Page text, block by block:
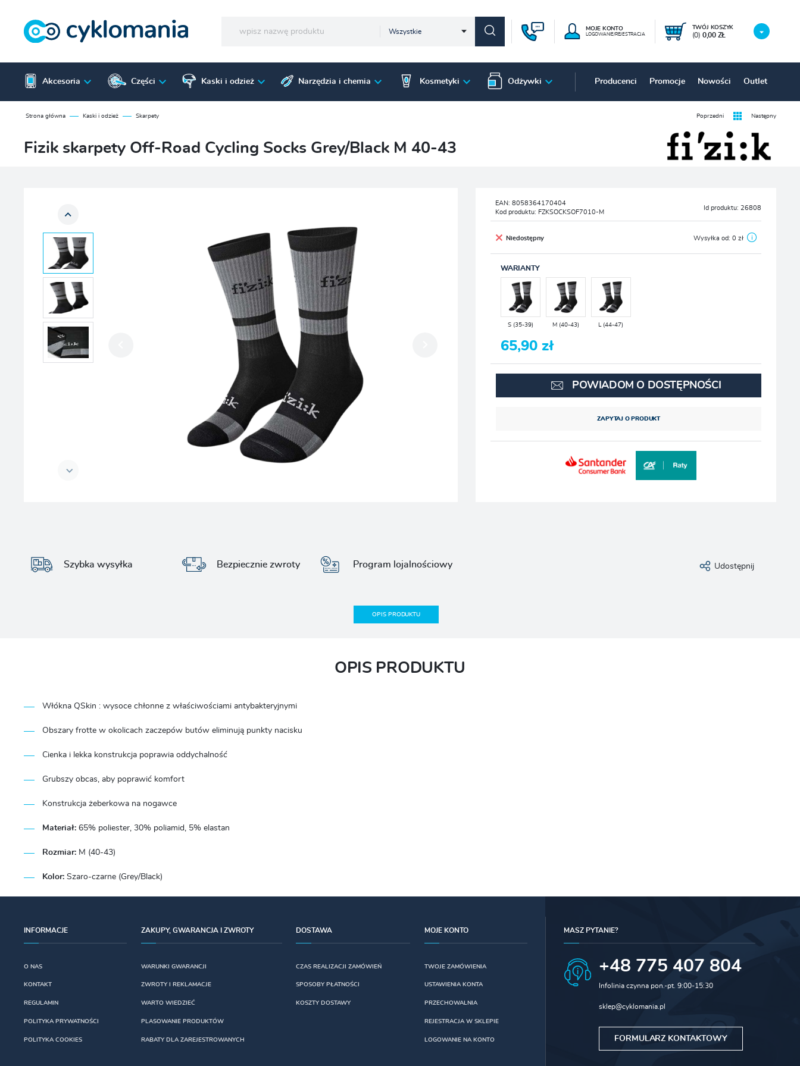
Wszystkie MOJE KONTO
LOGOWANIE/REJESTRACJA
TWÓJ KOSZYK
(0) 0,00 ZŁ
Akcesoria Części Kaski i odzież Narzędzia i chemia Kosmetyki Odżywki Producenci Promocje Nowości Outlet
Strona główna Kaski i odzież Skarpety Poprzedni Następny
Fizik skarpety Off-Road Cycling Socks Grey/Black M 40-43
EAN:8058364170404
Kod produktu: FZKSOCKSOF7010-M
Id produktu: 26808
Niedostępny Wysyłka od: 0 zł
WARIANTY
S (35-39) M (40-43) L (44-47)
65,90 zł
POWIADOM O DOSTĘPNOŚCI
ZAPYTAJ O PRODUKT
Szybka wysyłka Bezpiecznie zwroty Program lojalnościowy Udostępnij
OPIS PRODUKTU
OPIS PRODUKTU
Włókna QSkin : wysoce chłonne z właściwościami antybakteryjnymi
Obszary frotte w okolicach zaczepów butów eliminują punkty nacisku
Cienka i lekka konstrukcja poprawia oddychalność
Grubszy obcas, aby poprawić komfort
Konstrukcja żeberkowa na nogawce
Materiał: 65% poliester, 30% poliamid, 5% elastan
Rozmiar:M (40-43)
Kolor:Szaro-czarne (Grey/Black)
INFORMACJE
O NAS
KONTAKT
REGULAMIN
POLITYKA PRYWATNOŚCI
POLITYKA COOKIES
ZAKUPY, GWARANCJA I ZWROTY
WARUNKI GWARANCJI
ZWROTY I REKLAMACJE
WARTO WIEDZIEĆ
PLASOWANIE PRODUKTÓW
RABATY DLA ZAREJESTROWANYCH
DOSTAWA
CZAS REALIZACJI ZAMÓWIEŃ
SPOSOBY PŁATNOŚCI
KOSZTY DOSTAWY
MOJE KONTO
TWOJE ZAMÓWIENIA
USTAWIENIA KONTA
PRZECHOWALNIA
REJESTRACJA W SKLEPIE
LOGOWANIE NA KONTO
MASZ PYTANIE?
+48 775 407 804
Infolinia czynna pon.-pt. 9:00-15:30
sklep@cyklomania.pl
FORMULARZ KONTAKTOWY